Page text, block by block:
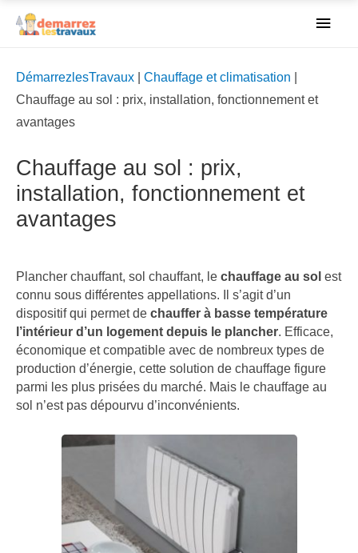
DémarrezlesTravaux Chauffage et climatisation
Chauffage au sol : prix, installation, fonctionnement et
avantages
Chauffage au sol : prix,
installation, fonctionnement et
avantages
Plancher chauffant, sol chauffant, le chauffage au sol est
connu sous différentes appellations. Il s’agit d’un
dispositif qui permet de chauffer à basse température
l’intérieur d’un logement depuis le plancher. Efficace,
économique et compatible avec de nombreux types de
production d’énergie, cette solution de chauffage figure
parmi les plus prisées du marché. Mais le chauffage au
sol n’est pas dépourvu d’inconvénients.